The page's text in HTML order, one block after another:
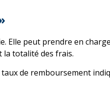
Elle peut prendre en
la totalité des frais.
de remboursement